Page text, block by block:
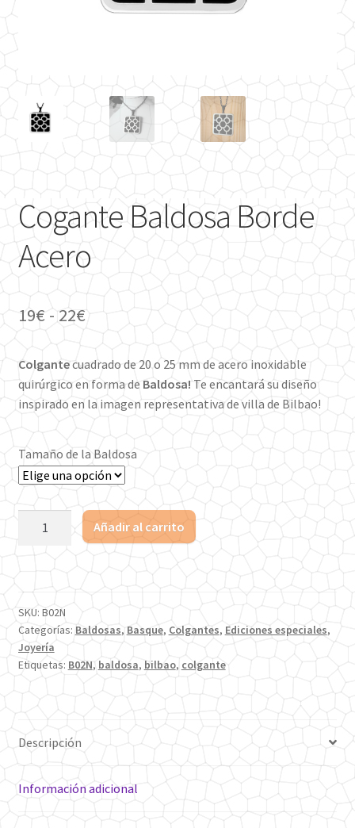
Cogante Baldosa Borde
Acero
19€ - 22€Rango
de
precios:
desde
19€
hasta
22€
Colgantecuadrado de 20 o 25 mm de acero inoxidable
quirúrgico en forma de Baldosa!Te encantará su diseño
inspirado en la imagen representativa de villa de Bilbao!
Tamaño de la Baldosa
Baldosa
Borde
Añadir al carrito
SKU: B02N
Categorías: Baldosas,Basque, Colgantes, Ediciones especiales,
Joyería
Etiquetas: B02N, baldosa, bilbao, colgante
Descripción
Información adicional